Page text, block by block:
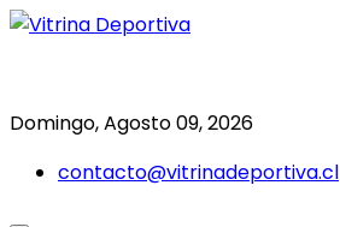
Saltar
Domingo, Agosto 09, 2026
contacto@vitrinadeportiva.cl